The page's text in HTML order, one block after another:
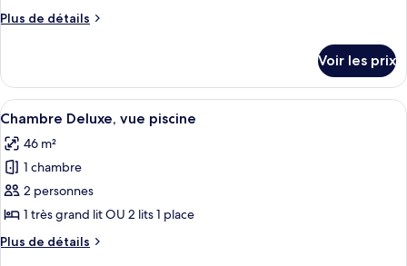
chambre :
vue
jardin
Plus de détails
Plus
le
type
de
Chambre
Supérieure,
vue
jardin
Voir les prix
Afficher
toutes
les
photos
pour
ce
type
de
Une chambre d’hôtel avec un lit en
29
Chambre Deluxe, vue piscine
46 m²
1 chambre
2 personnes
1 très grand lit OU 2 lits 1 place
Plus de détails
Plus